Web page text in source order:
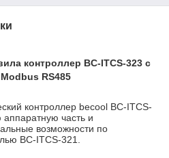
контроллер BC-ITCS-323 с
RS485
контроллер becool BC-ITCS-
часть и
возможности по
BC-ITCS-321.